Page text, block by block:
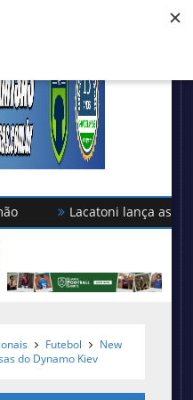
Lacatoni lança as novas
Futebol
New
do Dynamo Kiev